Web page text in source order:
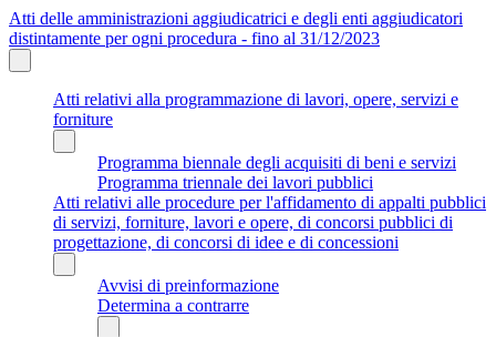
Atti delle amministrazioni aggiudicatrici e degli enti aggiudicatori
distintamente per ogni procedura - fino al 31/12/2023
Atti relativi alla programmazione di lavori, opere, servizi e
forniture
Programma biennale degli acquisiti di beni e servizi
Programma triennale dei lavori pubblici
Atti relativi alle procedure per l'affidamento di appalti pubblici
di servizi, forniture, lavori e opere, di concorsi pubblici di
progettazione, di concorsi di idee e di concessioni
Avvisi di preinformazione
Determina a contrarre